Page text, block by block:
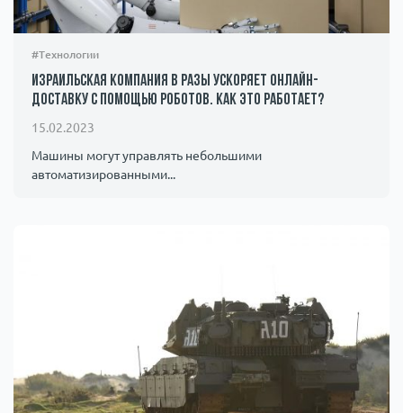
#Технологии
Израильская компания в разы ускоряет онлайн-
доставку с помощью роботов. Как это работает?
15.02.2023
Машины могут управлять небольшими
автоматизированными...